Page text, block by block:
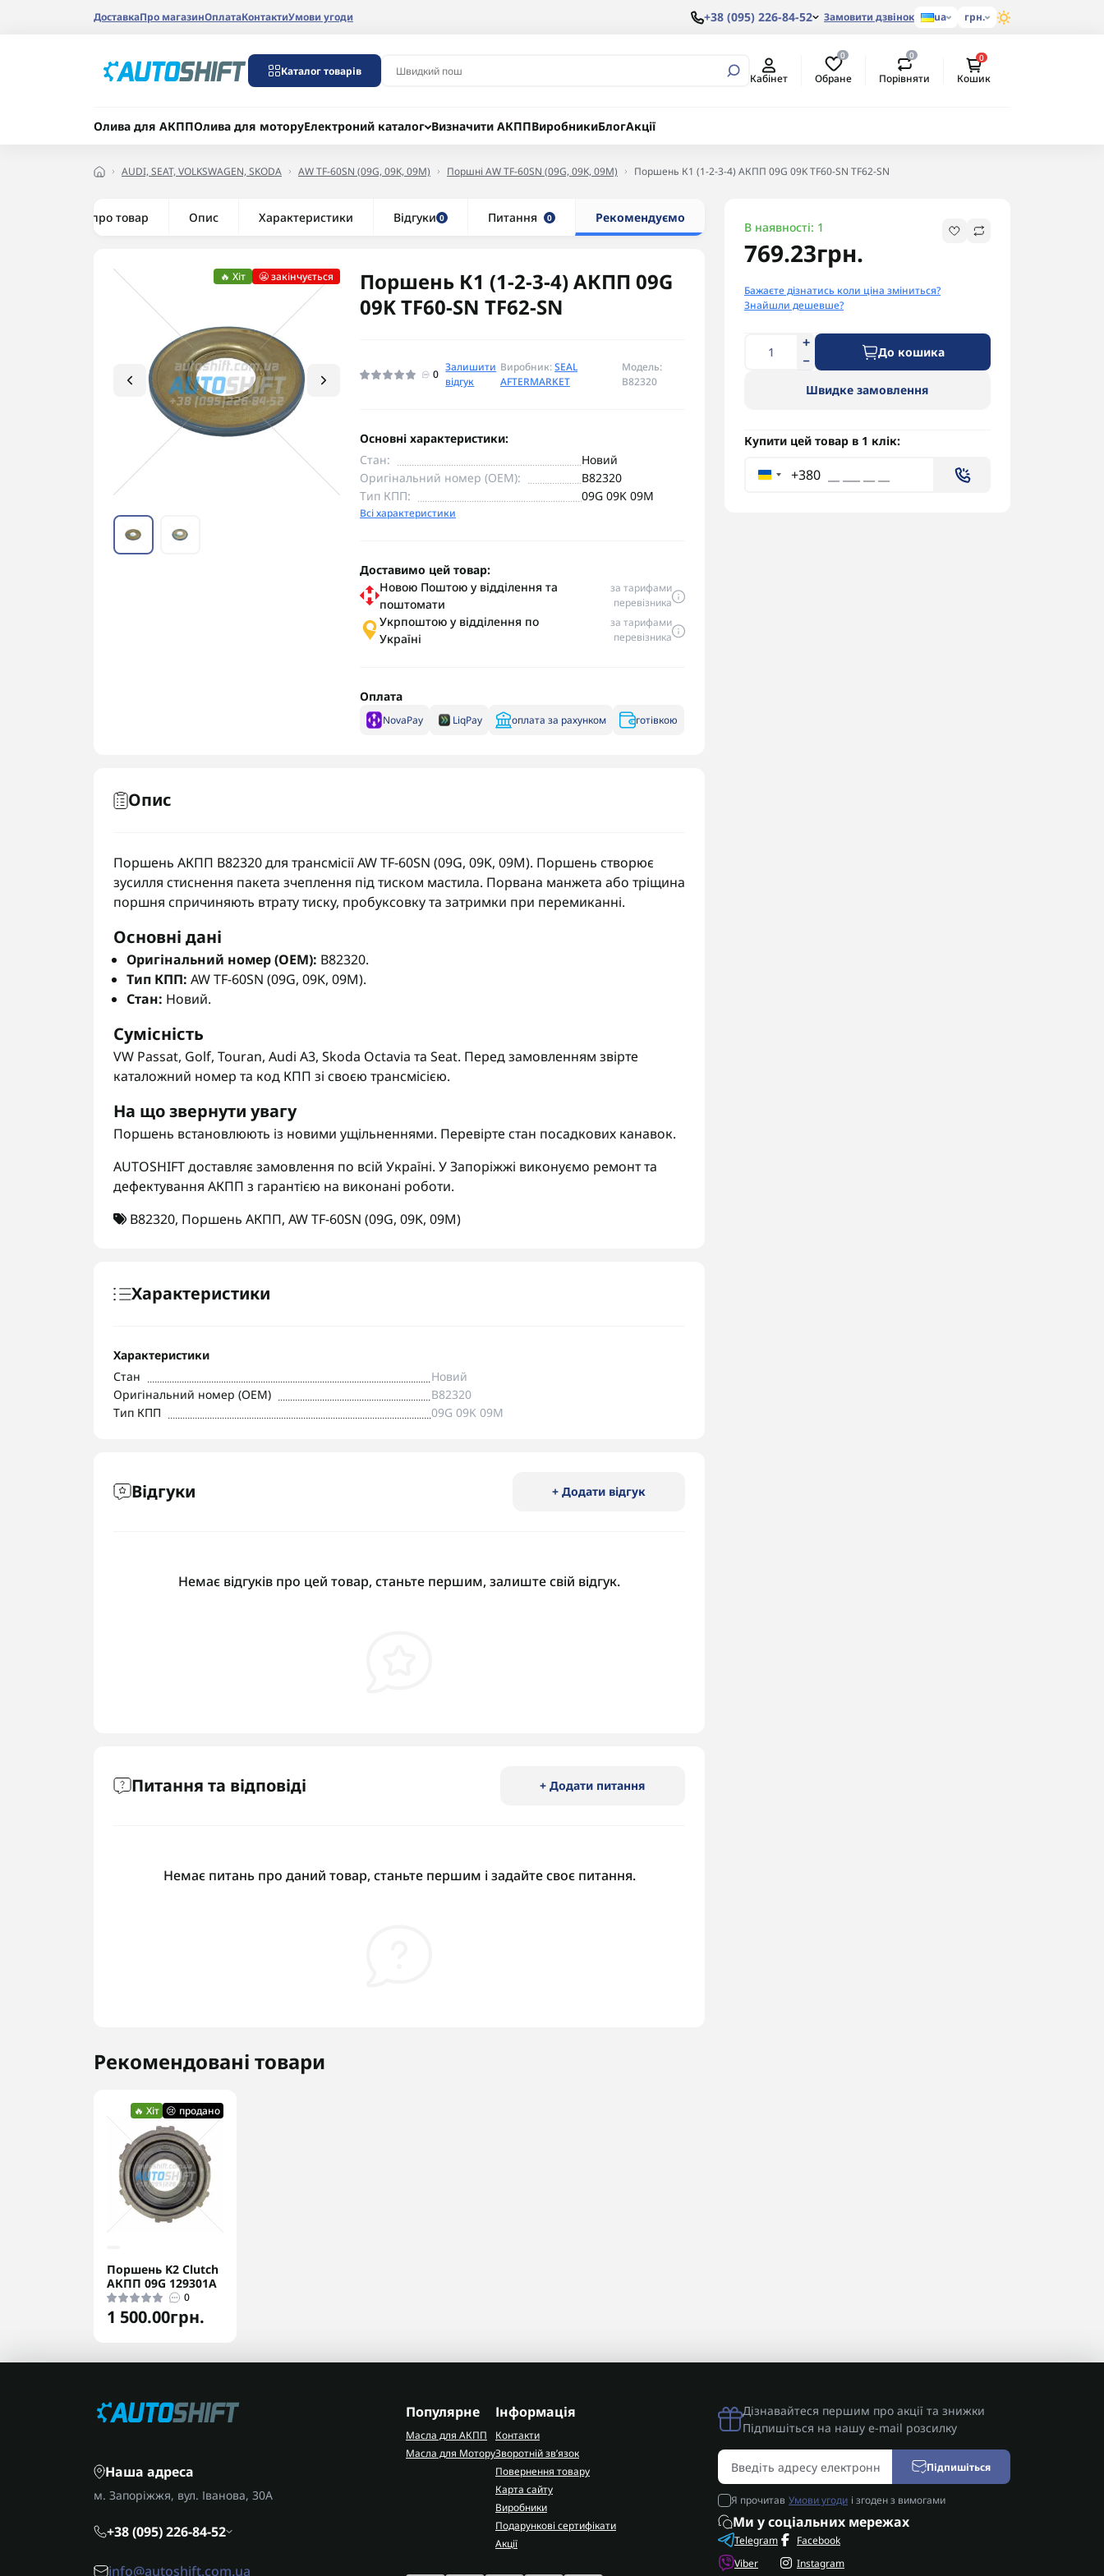
ДоставкаПро магазинОплатаКонтактиУмови угоди +38 (095) 226-84-52 Замовити дзвінок ua грн.
Каталог товарів
Кабінет
0
Обране
0
Порівняти
0
Кошик
Олива для АКППОлива для моторуЕлектроний каталог Визначити АКППВиробникиБлогАкції
AUDI, SEAT, VOLKSWAGEN, SKODA AW TF-60SN (09G, 09K, 09M) Поршні AW TF-60SN (09G, 09K, 09M) Поршень К1 (1-2-3-4) АКПП 09G 09K TF60-SN TF62-SN
Все про товар Опис Характеристики Відгуки 0 Питання 0 Рекомендуємо
🔥 Хіт 😬 закінчується
Поршень К1 (1-2-3-4) АКПП 09G
09K TF60-SN TF62-SN
0
Залишити
відгук
Виробник:SEAL
AFTERMARKET
Модель:
B82320
В наявності: 1
769.23грн.
Бажаєте дізнатись коли ціна зміниться?
Знайшли дешевше?
До кошика
Швидке замовлення
Купити цей товар в 1 клік:
+380
Основні характеристики:
Стан:
Новий
Оригінальний номер (OEM):
B82320
Тип КПП:
09G 09K 09M
Всі характеристики
Доставимо цей товар:
Новою Поштою у відділення та
поштомати
за тарифами
перевізника
Укрпоштою у відділення по
Україні
за тарифами
перевізника
Оплата
NovaPay LiqPay оплата за рахунком готівкою
Опис
Поршень АКПП B82320 для трансмісії AW TF-60SN (09G, 09K, 09M). Поршень створює
зусилля стиснення пакета зчеплення під тиском мастила. Порвана манжета або тріщина
поршня спричиняють втрату тиску, пробуксовку та затримки при перемиканні.
Основні дані
Оригінальний номер (OEM): B82320.
Тип КПП: AW TF-60SN (09G, 09K, 09M).
Стан: Новий.
Сумісність
VW Passat, Golf, Touran, Audi A3, Skoda Octavia та Seat. Перед замовленням звірте
каталожний номер та код КПП зі своєю трансмісією.
На що звернути увагу
Поршень встановлюють із новими ущільненнями. Перевірте стан посадкових канавок.
AUTOSHIFT доставляє замовлення по всій Україні. У Запоріжжі виконуємо ремонт та
дефектування АКПП з гарантією на виконані роботи.
B82320, Поршень АКПП, AW TF-60SN (09G, 09K, 09M)
Характеристики
Характеристики
Стан
Новий
Оригінальний номер (OEM)
B82320
Тип КПП
09G 09K 09M
Відгуки + Додати відгук
Немає відгуків про цей товар, станьте першим, залиште свій відгук.
Питання та відповіді + Додати питання
Немає питань про даний товар, станьте першим і задайте своє питання.
Рекомендовані товари
🔥 Хіт 😢 продано
Поршень K2 Clutch
АКПП 09G 129301A
0
1 500.00грн.
Наша адреса
м. Запоріжжя, вул. Іванова, 30А
+38 (095) 226-84-52
info@autoshift.com.ua
Популярне
Масла для АКПП
Масла для Мотору
Інформація
Контакти
Зворотній зв’язок
Повернення товару
Карта сайту
Виробники
Подарункові сертифікати
Акції
Ми у соціальних мережах
Telegram
Viber
Facebook
Instagram
Дізнавайтеся першим про акції та знижки
Підпишіться на нашу e-mail розсилку
Підпишіться
Я прочитав Умови угоди і згоден з вимогами